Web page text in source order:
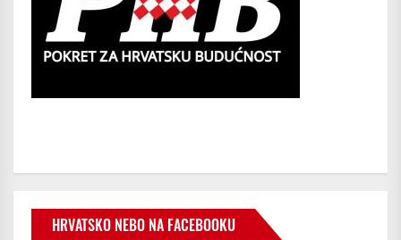
HRVATSKO NEBO NA FACEBOOKU